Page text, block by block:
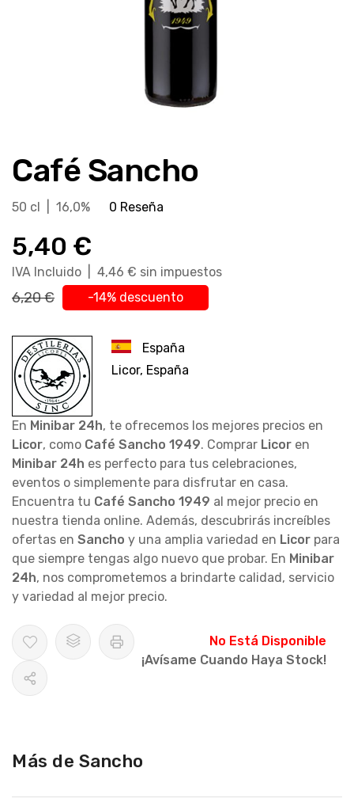
comienzo
de
la
de
imágenes
Café Sancho
50 cl | 16,0% 0 Reseña
5,40 €
IVA Incluido | 4,46 € sin impuestos
6,20 € -14% descuento
España
Licor, España
En Minibar 24h, te ofrecemos los mejores precios en
Licor, como Café Sancho 1949. Comprar Licor en
Minibar 24h es perfecto para tus celebraciones,
eventos o simplemente para disfrutar en casa.
Encuentra tu Café Sancho 1949 al mejor precio en
nuestra tienda online. Además, descubrirás increíbles
ofertas en Sancho y una amplia variedad en Licor para
que siempre tengas algo nuevo que probar. En Minibar
24h, nos comprometemos a brindarte calidad, servicio
y variedad al mejor precio.
No Está Disponible
¡Avísame Cuando Haya Stock!
Más de Sancho